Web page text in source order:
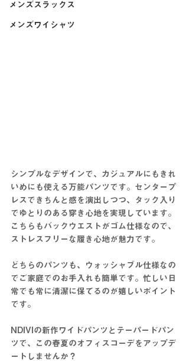
メンズスラックス
メンズワイシャツ
シンプルなデザインで、カジュアルにもきれ
いめにも使える万能パンツです。センタープ
レスできちんと感を演出しつつ、タック入り
でゆとりのある穿き心地を実現しています。
こちらもバックウエストがゴム仕様なので、
ストレスフリーな履き心地が魅力です。
どちらのパンツも、ウォッシャブル仕様なの
でご家庭でのお手入れも簡単です。忙しい日
常でも常に清潔に保てるのが嬉しいポイント
です。
NDIVIの新作ワイドパンツとテーパードパン
ツで、この春夏のオフィスコーデをアップデ
ートしませんか？